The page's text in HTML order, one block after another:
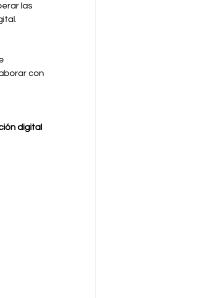
las
con
digital